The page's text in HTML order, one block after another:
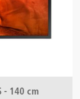
- 140 cm